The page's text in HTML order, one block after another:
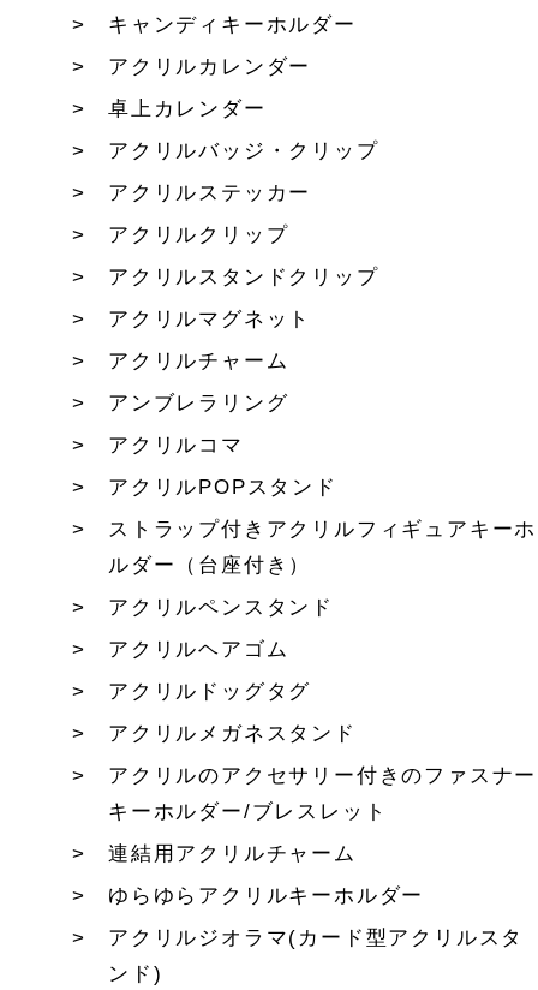
キャンディキーホルダー
アクリルカレンダー
卓上カレンダー
アクリルバッジ・クリップ
アクリルステッカー
アクリルクリップ
アクリルスタンドクリップ
アクリルマグネット
アクリルチャーム
アンブレラリング
アクリルコマ
アクリルPOPスタンド
ストラップ付きアクリルフィギュアキーホ
ルダー（台座付き）
アクリルペンスタンド
アクリルヘアゴム
アクリルドッグタグ
アクリルメガネスタンド
アクリルのアクセサリー付きのファスナー
キーホルダー/ブレスレット
連結用アクリルチャーム
ゆらゆらアクリルキーホルダー
アクリルジオラマ(カード型アクリルスタ
ンド)